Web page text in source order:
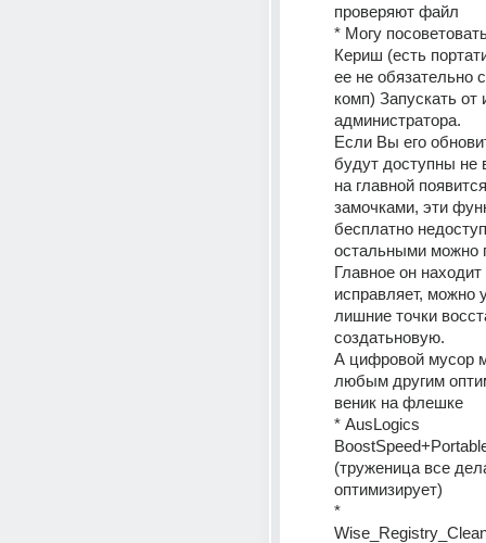
проверяют файл
* Могу
Кериш (есть
ее не обязательно
комп) Запускать от
администратора.
Если Вы его
будут доступны не
на главной
замочками, эти
бесплатно
остальными можно
Главное он
исправляет, можно
лишние точки
создатьновую.
А цифровой мусор
любым другим
веник на флешке
* AusLogics
(труженица все
оптимизирует)
*